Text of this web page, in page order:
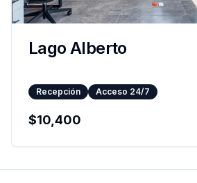
Lago Alberto
Recepción Acceso 24/7
$10,400